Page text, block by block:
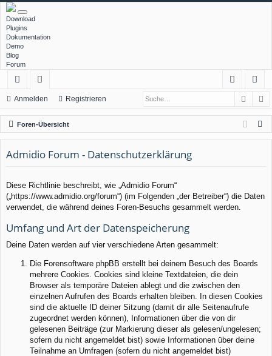
Download
Plugins
Dokumentation
Demo
Blog
Forum
ch
ne
llz
ug
f
or
en
m
el
ist
rie
Anmelden Registrieren
Foren-Übersicht
Admidio Forum - Datenschutzerklärung
Diese Richtlinie beschreibt, wie „Admidio Forum“
(„https://www.admidio.org/forum“) (im Folgenden „der Betreiber“) die Daten
verwendet, die während deines Foren-Besuchs gesammelt werden.
Umfang und Art der Datenspeicherung
Deine Daten werden auf vier verschiedene Arten gesammelt:
Die Forensoftware phpBB erstellt bei deinem Besuch des Boards
mehrere Cookies. Cookies sind kleine Textdateien, die dein
Browser als temporäre Dateien ablegt und die zwischen den
einzelnen Aufrufen des Boards erhalten bleiben. In diesen Cookies
sind die aktuelle ID deiner Sitzung (damit dir alle Seitenaufrufe
zugeordnet werden können), Informationen über die von dir
gelesenen Beiträge (zur Markierung dieser als gelesen/ungelesen;
sofern du nicht angemeldet bist) sowie Informationen über deine
Teilnahme an Umfragen (sofern du nicht angemeldet bist)